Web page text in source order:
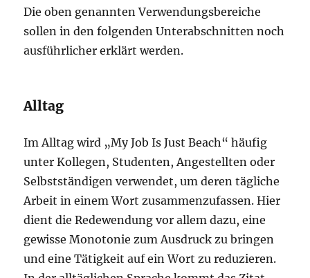
Die oben genannten Verwendungsbereiche
sollen in den folgenden Unterabschnitten noch
ausführlicher erklärt werden.
Alltag
Im Alltag wird „My Job Is Just Beach“ häufig
unter Kollegen, Studenten, Angestellten oder
Selbstständigen verwendet, um deren tägliche
Arbeit in einem Wort zusammenzufassen. Hier
dient die Redewendung vor allem dazu, eine
gewisse Monotonie zum Ausdruck zu bringen
und eine Tätigkeit auf ein Wort zu reduzieren.